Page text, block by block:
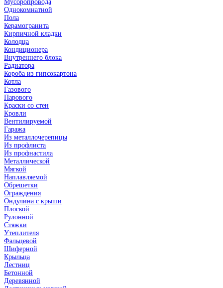
Мусоропровода
Однокомнатной
Пола
Керамогранита
Кирпичной кладки
Колодца
Кондиционера
Внутреннего блока
Радиатора
Короба из гипсокартона
Котла
Газового
Парового
Краски со стен
Кровли
Вентилируемой
Гаража
Из металлочерепицы
Из профлиста
Из профнастила
Металлической
Мягкой
Наплавляемой
Обрешетки
Ограждения
Ондулина с крыши
Плоской
Рулонной
Стяжки
Утеплителя
Фальцевой
Шиферной
Крыльца
Лестниц
Бетонной
Деревянной